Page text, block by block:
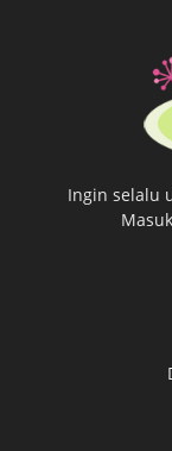
Ingin selalu